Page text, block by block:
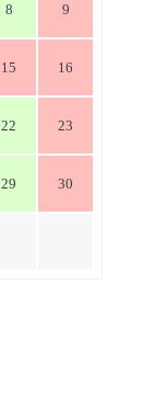
8 9
15 16
22 23
29 30